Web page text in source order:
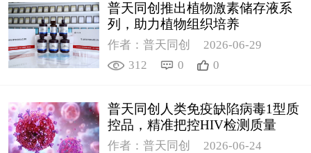
普天同创推出植物激素储存液系
列，助力植物组织培养
作者：普天同创
2026-06-29
312
0 0
普天同创人类免疫缺陷病毒1型质
控品，精准把控HIV检测质量
作者：普天同创
2026-06-24